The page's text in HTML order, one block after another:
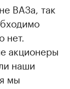
ВАЗа, так
нет.
акционеры
наши
мы